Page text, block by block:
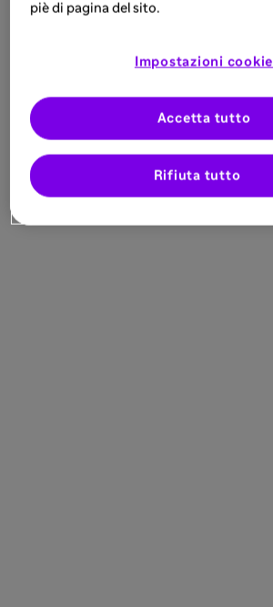
piè di pagina del sito.
Impostazioni cookie
Rifiuta tutto
Accetta tutto